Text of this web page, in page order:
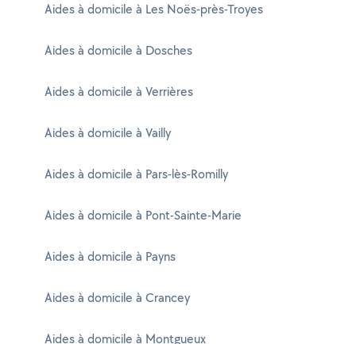
Aides à domicile à Les Noës-près-Troyes
Aides à domicile à Dosches
Aides à domicile à Verrières
Aides à domicile à Vailly
Aides à domicile à Pars-lès-Romilly
Aides à domicile à Pont-Sainte-Marie
Aides à domicile à Payns
Aides à domicile à Crancey
Aides à domicile à Montgueux